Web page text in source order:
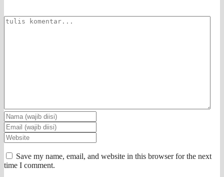
Save my name, email, and website in this browser for the next
time I comment.